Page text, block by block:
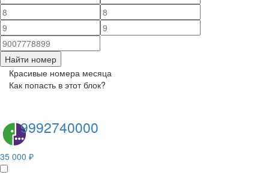
Найти номер
Красивые номера месяца
Как попасть в этот блок?
9992740000
35 000 ₽